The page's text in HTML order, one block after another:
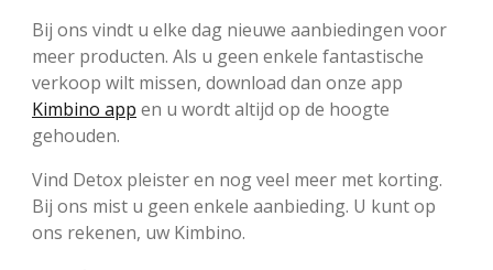
Bij ons vindt u elke dag nieuwe aanbiedingen voor
meer producten. Als u geen enkele fantastische
verkoop wilt missen, download dan onze app
Kimbino app en u wordt altijd op de hoogte
gehouden.
Vind Detox pleister en nog veel meer met korting.
Bij ons mist u geen enkele aanbieding. U kunt op
ons rekenen, uw Kimbino.